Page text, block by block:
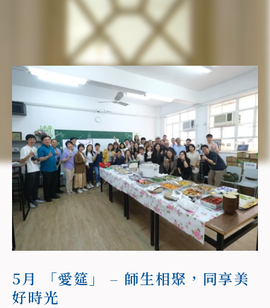
5月 「愛筵」 – 師生相聚，同享美
好時光